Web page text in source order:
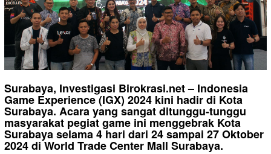
Surabaya, Investigasi Birokrasi.net – Indonesia
Game Experience (IGX) 2024 kini hadir di Kota
Surabaya. Acara yang sangat ditunggu-tunggu
masyarakat pegiat game ini menggebrak Kota
Surabaya selama 4 hari dari 24 sampai 27 Oktober
2024 di World Trade Center Mall Surabaya.